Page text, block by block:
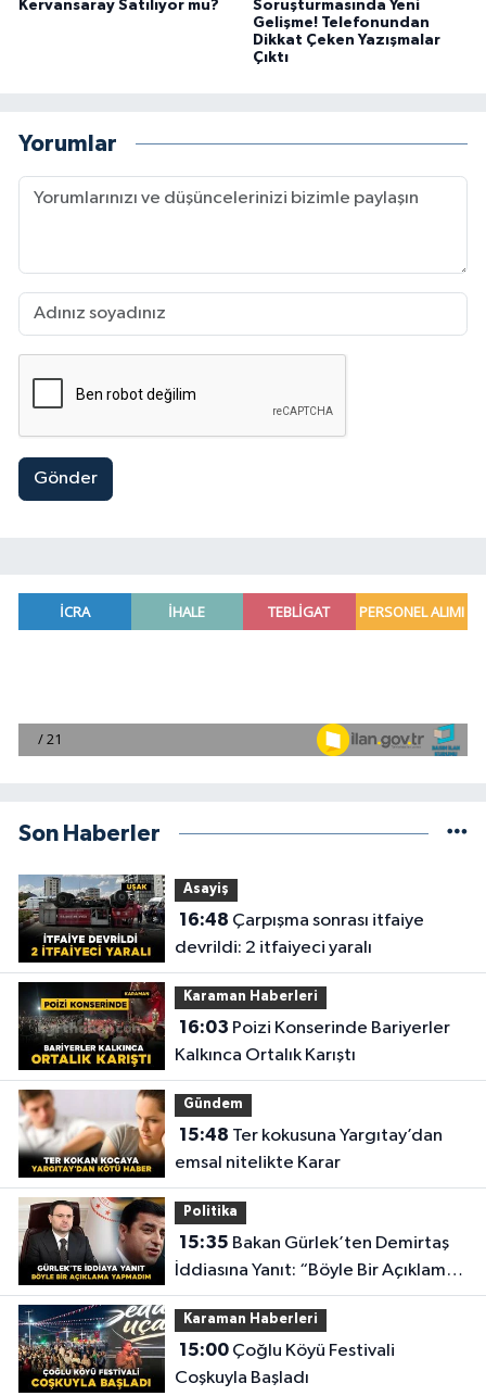
Kervansaray Satılıyor mu?
Soruşturmasında Yeni
Gelişme! Telefonundan
Dikkat Çeken Yazışmalar
Çıktı
Yorumlar
Gönder
Son Haberler
Asayiş
16:48
devrildi: 2 itfaiyeci yaralı
Karaman Haberleri
16:03
Kalkınca Ortalık Karıştı
Gündem
15:48
emsal nitelikte Karar
Politika
15:35
İddiasına Yanıt: “Böyle Bir Açıklama
Yapmadım”
Karaman Haberleri
15:00Çoğlu Köyü Festivali
Coşkuyla Başladı